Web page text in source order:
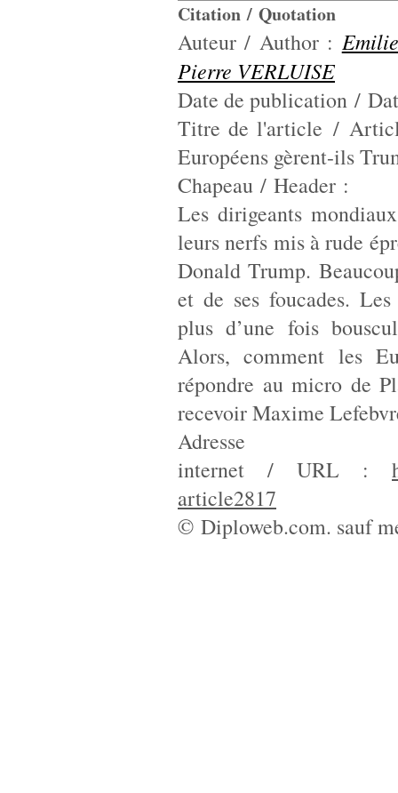
Citation / Quotation
Auteur / Author :
Pierre VERLUISE
Date de publication /
Titre de l'article /
Européens gèrent-ils
Chapeau / Header :
Les dirigeants
leurs nerfs mis à rude
Donald Trump.
et de ses foucades.
plus d’une fois
Alors, comment les
répondre au micro de
recevoir Maxime
Adresse
internet / URL :
article2817
© Diploweb.com. sauf